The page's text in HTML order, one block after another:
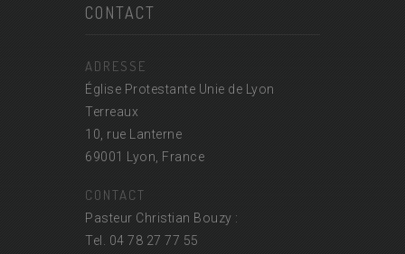
CONTACT
ADRESSE
Église Protestante Unie de Lyon
Terreaux
10, rue Lanterne
69001 Lyon, France
CONTACT
Pasteur Christian Bouzy :
Tel. 04 78 27 77 55